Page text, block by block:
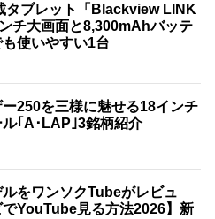
ブレット「Blackview LINK
チ大画面と8,300mAhバッテ
使いやすい1台
250を三様に魅せる18インチ
｢A･LAP｣3銘柄紹介
ルをワンソクTubeがレビュ
YouTube見る方法2026】新